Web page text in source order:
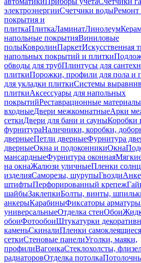
электроэнергииСчетчики водыРемонт
покрытия и
плиткаПлиткаЛаминатЛинолеум
напольные покрытияВиниловые
полыКовролинПаркетИскусственная
напольных покрытий и плитки
обводы для трубПлинтусы для
плиткиПорожки, профили для пола и
для укладки плиткиСистемы
плиткиАксессуары для напольных
покрытийРеставрационные материалы
входныеДвери межкомнатныеАрки
сеткиДвери для бани и сауныКоробки
фурнитураНаличники, коробки,
дверныеПетли дверныеФурнитура
дверныеОкна и подоконникиОкна
мансардныеФурнитура оконная
на окнаЖалюзи уличныеПленки
изделияСаморезы, шурупыГвозди
штифтыПерфорированный крепеж
шайбыЗаклепкиБолты, винты,
анкерыКарабиныФиксаторы арматуры
универсальныеОтделка стенОбои
обоиФотообоиШтукатурки
каменьСкиналиПленки самоклеящиеся
сеткиСтеновые панелиУголки, маяки,
профилиВагонкаСтеклохолсты,
радиаторовОтделка потолка